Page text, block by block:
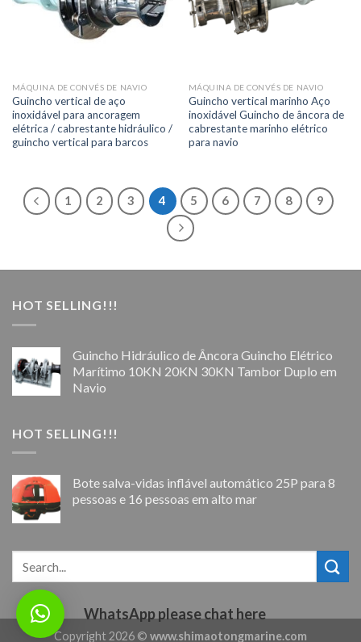
MÁQUINA DE CONVÉS DE NAVIO
Guincho vertical de aço
inoxidável para ancoragem
elétrica / cabrestante hidráulico /
guincho vertical para barcos
MÁQUINA DE CONVÉS DE NAVIO
Guincho vertical marinho Aço
inoxidável Guincho de âncora de
cabrestante marinho elétrico
para navio
1 2 3 4 5 6 7 8 9
HOT SELLING!!!
Guincho Hidráulico de Âncora Guincho Elétrico
Marítimo 10KN 20KN 30KN Tambor Duplo em
Navio
HOT SELLING!!!
Bote salva-vidas inflável automático 25P para 8
pessoas e 16 pessoas em alto mar
Copyright 2026 © www.shimaotongmarine.com
WhatsApp please chat here